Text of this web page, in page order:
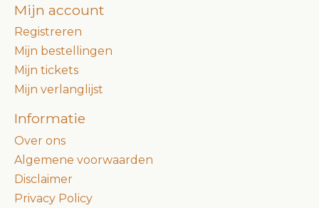
Mijn account
Registreren
Mijn bestellingen
Mijn tickets
Mijn verlanglijst
Informatie
Over ons
Algemene voorwaarden
Disclaimer
Privacy Policy